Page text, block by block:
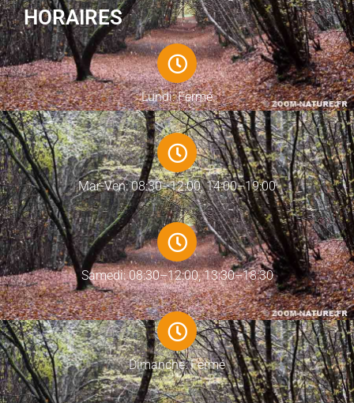
HORAIRES
Lundi: Fermé
Mar-Ven: 08:30–12:00, 14:00–19:00
Samedi: 08:30–12:00, 13:30–18:30
Dimanche: Fermé